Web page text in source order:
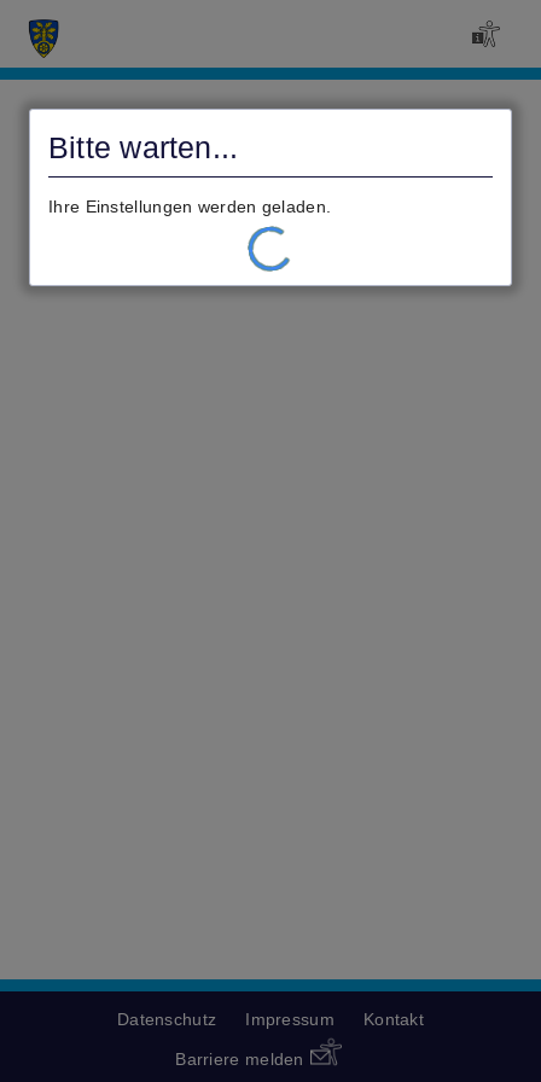
Bitte warten...
Ihre Einstellungen werden geladen.
Datenschutz Impressum Kontakt
Barriere melden